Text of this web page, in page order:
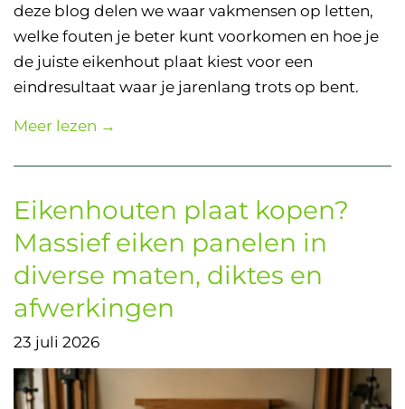
deze blog delen we waar vakmensen op letten,
welke fouten je beter kunt voorkomen en hoe je
de juiste eikenhout plaat kiest voor een
eindresultaat waar je jarenlang trots op bent.
Meer lezen →
Eikenhouten plaat kopen?
Massief eiken panelen in
diverse maten, diktes en
afwerkingen
23 juli 2026